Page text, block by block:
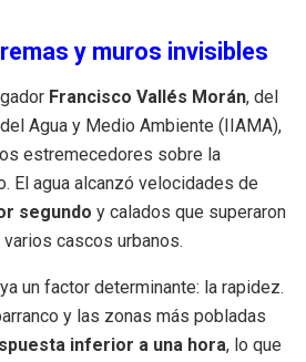
y muros invisibles
Francisco Vallés Morán, del
Agua y Medio Ambiente (IIAMA),
estremecedores sobre la
El agua alcanzó velocidades de
segundo y calados que superaron
varios cascos urbanos.
un factor determinante: la rapidez.
y las zonas más pobladas
inferior a una hora, lo que